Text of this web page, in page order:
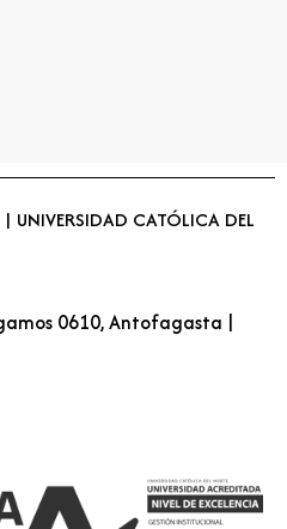
| UNIVERSIDAD CATÓLICA DEL
0610, Antofagasta |